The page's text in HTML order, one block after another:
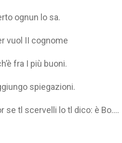
ognun lo sa.
vuol II cognome
fra I più buoni.
spiegazioni.
se tl scervelli lo tl dico: è Bo....